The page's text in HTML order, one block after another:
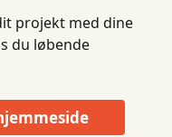
projekt med dine
du løbende